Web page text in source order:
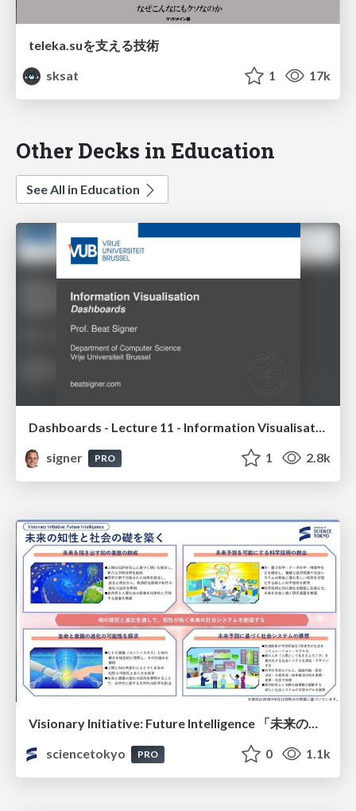
teleka.suを支える技術
sksat
1 17k
Other Decks in Education
See All in Education
signer
PRO 1 2.8k
Visionary Initiative: Future Intelligence 「未来の知性と社会の礎を築く」｜Science Tokyo（東京科学大学）
sciencetokyo
PRO 0 1.1k